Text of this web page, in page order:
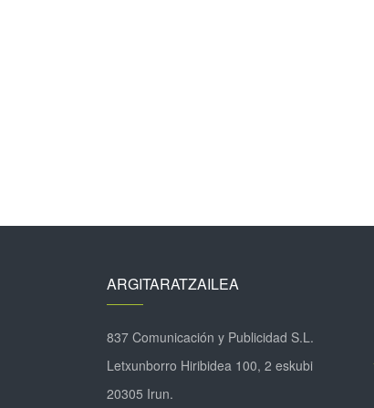
ARGITARATZAILEA
837 Comunicación y Publicidad S.L.
Letxunborro Hiribidea 100, 2 eskubi
20305 Irun.